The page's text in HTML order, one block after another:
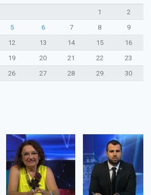
1
2
5 6 7 8
9
12 13 14 15
16
19 20 21 22
23
26 27 28 29
30